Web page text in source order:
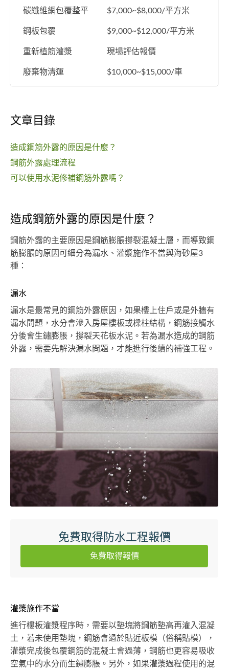
碳纖維網包覆整平 $7,000~$8,000/平方米
鋼板包覆 $9,000~$12,000/平方米
重新植筋灌漿 現場評估報價
廢棄物清運 $10,000~$15,000/車
文章目錄
造成鋼筋外露的原因是什麼？
鋼筋外露處理流程
可以使用水泥修補鋼筋外露嗎？
造成鋼筋外露的原因是什麼？
鋼筋外露的主要原因是鋼筋膨脹撐裂混凝土層，而導致鋼
筋膨脹的原因可細分為漏水、灌漿施作不當與海砂屋3
種：
漏水
漏水是最常見的鋼筋外露原因，如果樓上住戶或是外牆有
漏水問題，水分會滲入房屋樓板或樑柱結構，鋼筋接觸水
分後會生鏽膨脹，撐裂天花板水泥。若為漏水造成的鋼筋
外露，需要先解決漏水問題，才能進行後續的補強工程。
免費取得防水工程報價
免費取得報價
灌漿施作不當
進行樓板灌漿程序時，需要以墊塊將鋼筋墊高再灌入混凝
土，若未使用墊塊，鋼筋會過於貼近板模（俗稱貼模），
灌漿完成後包覆鋼筋的混凝土會過薄，鋼筋也更容易吸收
空氣中的水分而生鏽膨脹。另外，如果灌漿過程使用的混